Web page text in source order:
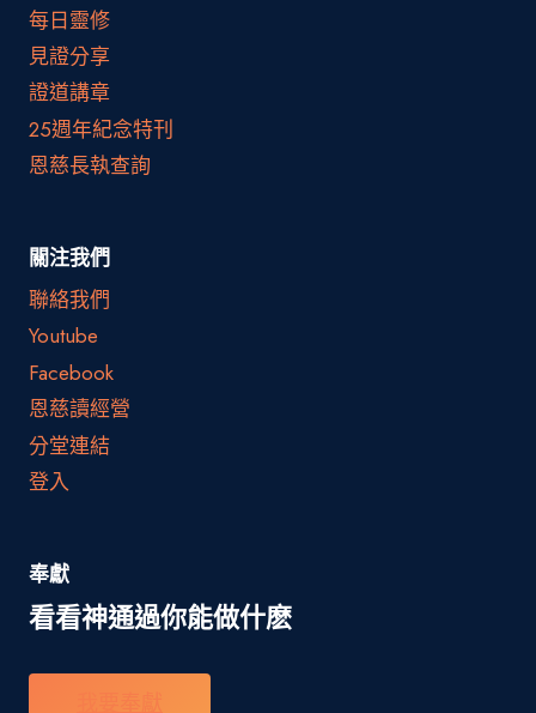
每日靈修
見證分享
證道講章
25週年紀念特刊
恩慈長執查詢
關注我們
聯絡我們
Youtube
Facebook
恩慈讀經營
分堂連結
登入
奉獻
看看神通過你能做什麽